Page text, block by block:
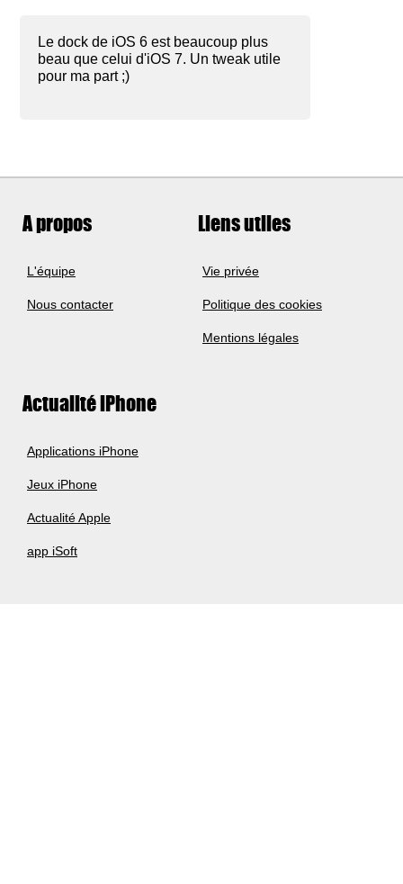
Le dock de iOS 6 est beaucoup plus
beau que celui d'iOS 7. Un tweak utile
pour ma part ;)
A propos
L'équipe
Nous contacter
Liens utiles
Vie privée
Politique des cookies
Mentions légales
Actualité iPhone
Applications iPhone
Jeux iPhone
Actualité Apple
app iSoft